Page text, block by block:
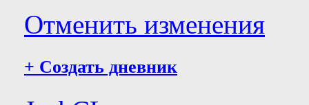
Отменить изменения
+ Создать дневник